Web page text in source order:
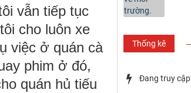
vẫn tiếp tục
cho luôn xe
việc ở quán cà
phim ở đó,
quán hủ tiếu
Thống kê
Đang truy cập